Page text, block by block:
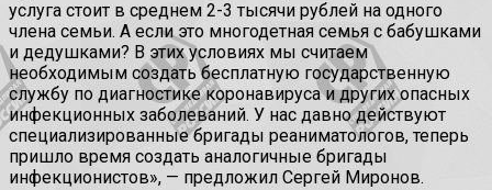
услуга стоит в среднем 2-3 тысячи рублей на одного
члена семьи. А если это многодетная семья с бабушками
и дедушками? В этих условиях мы считаем
необходимым создать бесплатную государственную
службу по диагностике коронавируса и других опасных
инфекционных заболеваний. У нас давно действуют
специализированные бригады реаниматологов, теперь
пришло время создать аналогичные бригады
инфекционистов», — предложил Сергей Миронов.